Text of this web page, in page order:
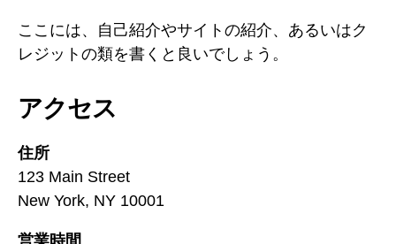
ここには、自己紹介やサイトの紹介、あるいはク
レジットの類を書くと良いでしょう。
アクセス
住所
123 Main Street
New York, NY 10001
営業時間